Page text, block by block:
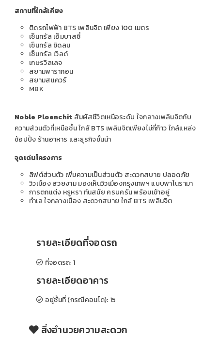
สถานที่ใกล้เคียง
ติดรถไฟฟ้า BTS เพลินจิต เพียง 100 เมตร
เซ็นทรัล เอ็มบาสซี่
เซ็นทรัล ชิดลม
เซ็นทรัล เวิลด์
เกษรวิลเลจ
สยามพารากอน
สยามสแควร์
MBK
Noble Ploenchit สัมผัสชีวิตเหนือระดับ ใจกลางเพลินจิตกับ
ความส่วนตัวที่เหนือชั้น ใกล้ BTS เพลินจิตเพียงไม่กี่ก้าว ใกล้แหล่ง
ช้อปปิ้ง ร้านอาหาร และธุรกิจชั้นนำ
จุดเด่นโครงการ
ลิฟต์ส่วนตัว เพิ่มความเป็นส่วนตัว สะดวกสบาย ปลอดภัย
วิวเมือง สวยงาม มองเห็นวิวเมืองกรุงเทพฯ แบบพาโนรามา
การตกแต่ง หรูหรา ทันสมัย ครบครัน พร้อมเข้าอยู่
ทำเล ใจกลางเมือง สะดวกสบาย ใกล้ BTS เพลินจิต
รายละเอียดที่จอดรถ
ที่จอดรถ: 1
รายละเอียดอาคาร
อยู่ชั้นที่ (กรณีคอนโด): 15
สิ่งอำนวยความสะดวก